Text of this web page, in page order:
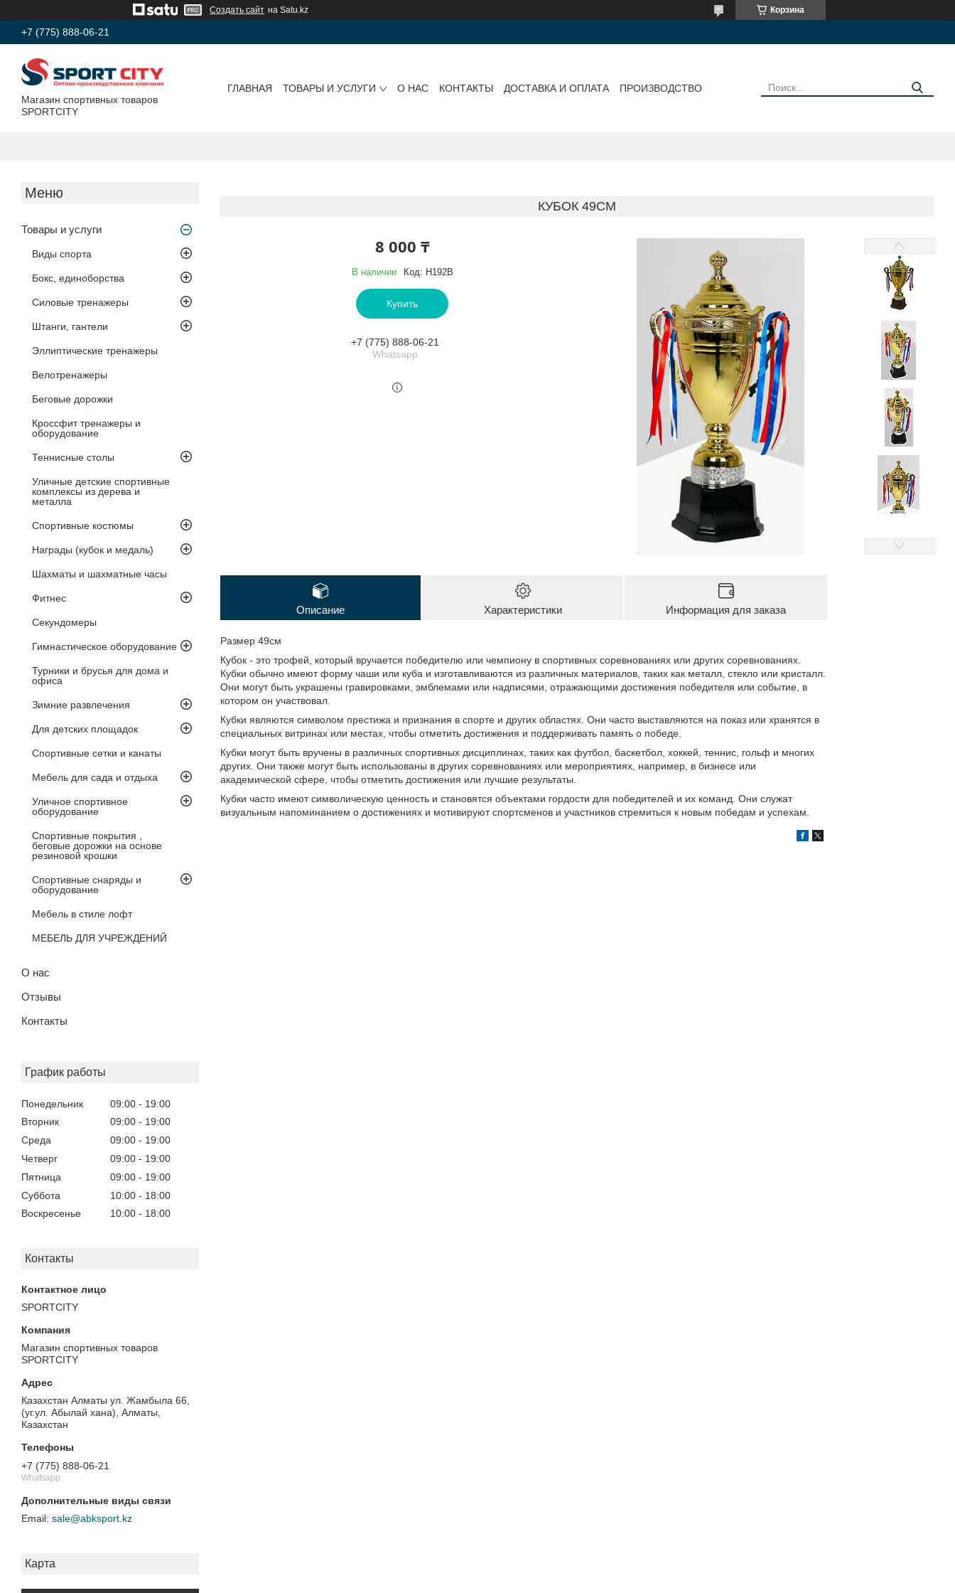
Создать сайт на Satu.kz Корзина
+7 (775) 888-06-21
Магазин спортивных товаров
SPORTCITY
ГЛАВНАЯ ТОВАРЫ И УСЛУГИ О НАС КОНТАКТЫ ДОСТАВКА И ОПЛАТА ПРОИЗВОДСТВО
Товары и услуги
Виды спорта
Бокс, единоборства
Силовые тренажеры
Штанги, гантели
Эллиптические тренажеры
Велотренажеры
Беговые дорожки
Кроссфит тренажеры и
оборудование
Теннисные столы
Уличные детские спортивные
комплексы из дерева и
металла
Спортивные костюмы
Награды (кубок и медаль)
Шахматы и шахматные часы
Фитнес
Секундомеры
Гимнастическое оборудование
Турники и брусья для дома и
офиса
Зимние развлечения
Для детских площадок
Спортивные сетки и канаты
Мебель для сада и отдыха
Уличное спортивное
оборудование
Спортивные покрытия ,
беговые дорожки на основе
резиновой крошки
Спортивные снаряды и
оборудование
Мебель в стиле лофт
МЕБЕЛЬ ДЛЯ УЧРЕЖДЕНИЙ
О нас
Отзывы
Контакты
График работы
Понедельник 09:00
19:00
Вторник
09:00
19:00
Среда
09:00
19:00
Четверг
09:00
19:00
Пятница
09:00
19:00
Суббота
10:00
18:00
Воскресенье
10:00 18:00
Контакты
SPORTCITY
Магазин спортивных товаров
SPORTCITY
Казахстан Алматы ул. Жамбыла 66,
(уг.ул. Абылай хана), Алматы,
Казахстан
+7 (775) 888-06-21
Whatsapp
sale@abksport.kz
Карта
КУБОК 49СМ
8 000 ₸
В наличии Код: Н192B
Купить
+7 (775) 888-06-21
Whatsapp
Описание Характеристики Информация для заказа
Размер 49см
Кубок - это трофей, который вручается победителю или чемпиону в спортивных соревнованиях или других соревнованиях.
Кубки обычно имеют форму чаши или куба и изготавливаются из различных материалов, таких как металл, стекло или кристалл.
Они могут быть украшены гравировками, эмблемами или надписями, отражающими достижения победителя или событие, в
котором он участвовал.
Кубки являются символом престижа и признания в спорте и других областях. Они часто выставляются на показ или хранятся в
специальных витринах или местах, чтобы отметить достижения и поддерживать память о победе.
Кубки могут быть вручены в различных спортивных дисциплинах, таких как футбол, баскетбол, хоккей, теннис, гольф и многих
других. Они также могут быть использованы в других соревнованиях или мероприятиях, например, в бизнесе или
академической сфере, чтобы отметить достижения или лучшие результаты.
Кубки часто имеют символическую ценность и становятся объектами гордости для победителей и их команд. Они служат
визуальным напоминанием о достижениях и мотивируют спортсменов и участников стремиться к новым победам и успехам.